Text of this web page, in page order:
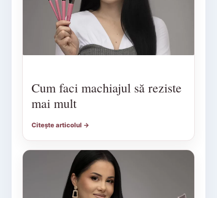
Cum faci machiajul să reziste
mai mult
Citește articolul →